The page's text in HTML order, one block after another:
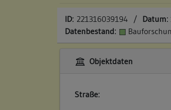
ID: 221316039194 / Datum:
Datenbestand:
Objektdaten
Straße: